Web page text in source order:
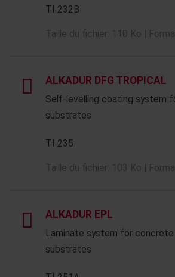
TI 232B
ALKADUR DFG TROPICAL
Self-levelling coating system
substrates
TI 235
ALKADUR EPL
Laminate system for
substrates